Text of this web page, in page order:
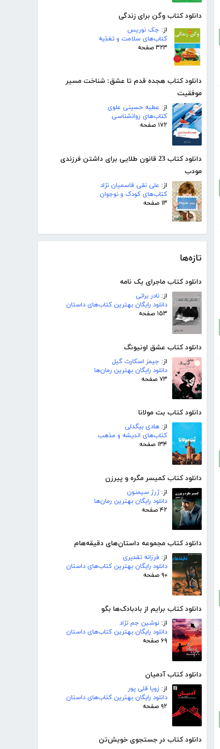
دانلود کتاب وگن برای زندگی
از: جک نوریس
کتاب‌های سلامت و تغذیه
۳۲۳ صفحه
دانلود کتاب هجده قدم تا عشق: شناخت مسیر
موفقیت
از: عطیه حسینی علوی
کتاب‌های روانشناسی
۱۷۲ صفحه
دانلود کتاب 23 قانون طلایی برای داشتن فرزندی
مودب
از: علی نقی قاسمیان نژاد
کتاب‌های کودک و نوجوان
۱۳ صفحه
تازه‌ها
دانلود کتاب ماجرای یک نامه
از: نادر براتی
دانلود رایگان بهترین کتاب‌های داستان
۱۵۳ صفحه
دانلود کتاب عشق اونیونگ
از: جیمز اسکارث گیل
دانلود رایگان بهترین رمان‌ها
۷۳ صفحه
دانلود کتاب بت مولانا
از: هادی بیگدلی
کتاب‌های اندیشه و مذهب
۱۳۴ صفحه
دانلود کتاب کمیسر مگره و پیرزن
از:ژرژ سیمنون
دانلود رایگان بهترین رمان‌ها
۴۲ صفحه
دانلود کتاب مجموعه داستان‌های دقیقه‌هام
از: فرزانه تقدیری
دانلود رایگان بهترین کتاب‌های داستان
۹۰ صفحه
دانلود کتاب برایم از بادبادک‌ها بگو
از: نوشین جم نژاد
دانلود رایگان بهترین کتاب‌های داستان
۶۹ صفحه
دانلود کتاب آدمیان
از: زویا قلی پور
دانلود رایگان بهترین کتاب‌های داستان
۹۲ صفحه
دانلود کتاب در جستجوی خویش‌تن